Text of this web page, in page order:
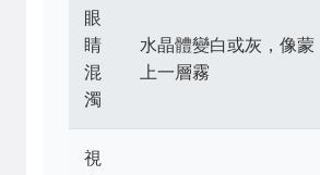
眼
睛
混
濁
水晶體變白或灰，像蒙
上一層霧
視